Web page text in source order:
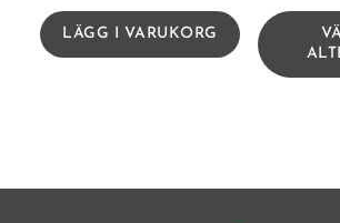
LÄGG I VARUKORG